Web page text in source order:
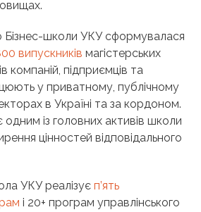
Бізнес-школи УКУ сформувалася
випускників магістерських
компаній, підприємців та
у приватному, публічному
в Україні та за кордоном.
одним із головних активів школи
цінностей відповідального
УКУ реалізує п’ять
і 20+ програм управлінського